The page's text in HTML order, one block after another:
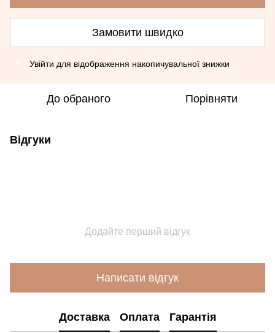
Замовити швидко
Увійти для відображення накопичувальної знижки
До обраного Порівняти
Відгуки
Додайте перший відгук
Написати відгук
Доставка Оплата Гарантія